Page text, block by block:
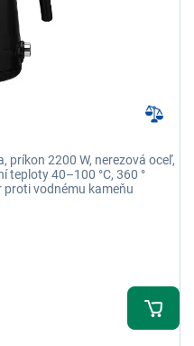
príkon 2200 W, nerezová oceľ,
teploty 40–100 °C, 360 °
vodnému kameňu